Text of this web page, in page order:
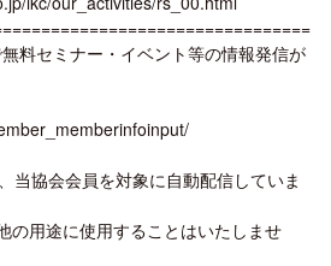
料セミナー・イベント等の情報発信が
当協会会員を対象に自動配信していま
の用途に使用することはいたしませ